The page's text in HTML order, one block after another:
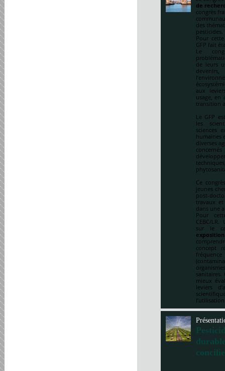
de
congrès
des
pesticides.
Pour
GFP fait
Le
de leurs
devenirs,
aux
usage, en
transition
Le GFP
les
sciences
humaines
diverses
Ce
jeunes
post-
travaux
dans une
Pour
CEBC/
sur le
concept
sanitaires.
mieux
leviers